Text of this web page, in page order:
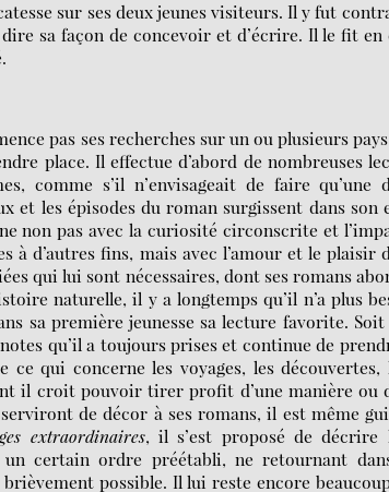
sur ses deux jeunes visiteurs. Il y fut
sa façon de concevoir et d’écrire. Il le fit en
pas ses recherches sur un ou plusieurs
place. Il effectue d’abord de nombreuses
comme s’il n’envisageait de faire
et les épisodes du roman surgissent dans son
non pas avec la curiosité circonscrite et
d’autres fins, mais avec l’amour et le plaisir
qui lui sont nécessaires, dont ses romans
naturelle, il y a longtemps qu’il n’a plus
sa première jeunesse sa lecture favorite.
qu’il a toujours prises et continue de
qui concerne les voyages, les découvertes,
il croit pouvoir tirer profit d’une manière ou
de décor à ses romans, il est même
extraordinaires, il s’est proposé de
certain ordre préétabli, ne retournant
brièvement possible. Il lui reste encore